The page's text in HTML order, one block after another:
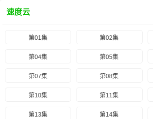
速度云
第01集 第02集
第04集 第05集
第07集 第08集
第10集 第11集
第13集 第14集